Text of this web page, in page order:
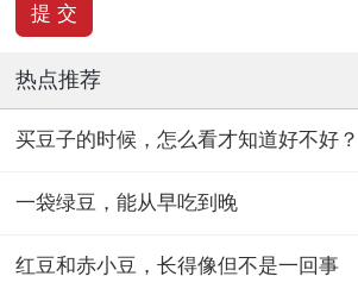
热点推荐
买豆子的时候，怎么看才知道好不好？
一袋绿豆，能从早吃到晚
红豆和赤小豆，长得像但不是一回事